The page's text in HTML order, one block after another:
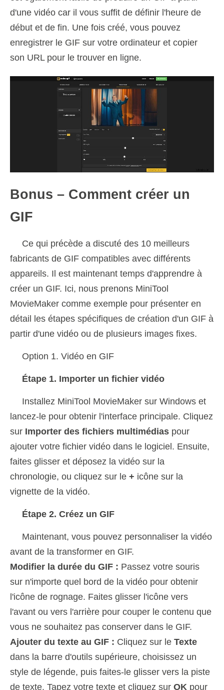
d'une vidéo car il vous suffit de définir l'heure de
début et de fin. Une fois créé, vous pouvez
enregistrer le GIF sur votre ordinateur et copier
son URL pour le trouver en ligne.
Bonus – Comment créer un
GIF
Ce qui précède a discuté des 10 meilleurs
fabricants de GIF compatibles avec différents
appareils. Il est maintenant temps d'apprendre à
créer un GIF. Ici, nous prenons MiniTool
MovieMaker comme exemple pour présenter en
détail les étapes spécifiques de création d'un GIF à
partir d'une vidéo ou de plusieurs images fixes.
Option 1. Vidéo en GIF
Étape 1. Importer un fichier vidéo
Installez MiniTool MovieMaker sur Windows et
lancez-le pour obtenir l'interface principale. Cliquez
sur Importer des fichiers multimédias pour
ajouter votre fichier vidéo dans le logiciel. Ensuite,
faites glisser et déposez la vidéo sur la
chronologie, ou cliquez sur le + icône sur la
vignette de la vidéo.
Étape 2. Créez un GIF
Maintenant, vous pouvez personnaliser la vidéo
avant de la transformer en GIF.
Modifier la durée du GIF : Passez votre souris
sur n'importe quel bord de la vidéo pour obtenir
l'icône de rognage. Faites glisser l'icône vers
l'avant ou vers l'arrière pour couper le contenu que
vous ne souhaitez pas conserver dans le GIF.
Ajouter du texte au GIF : Cliquez sur le Texte
dans la barre d'outils supérieure, choisissez un
style de légende, puis faites-le glisser vers la piste
de texte. Tapez votre texte et cliquez sur OK pour